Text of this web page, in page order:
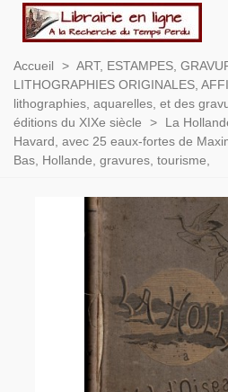
Accueil > ART, ESTAMPES,
LITHOGRAPHIES ORIGINALES,
lithographies, aquarelles, et des
éditions du XIXe siècle
>
La
Havard, avec 25 eaux-fortes de
Bas, Hollande, gravures, tourisme,